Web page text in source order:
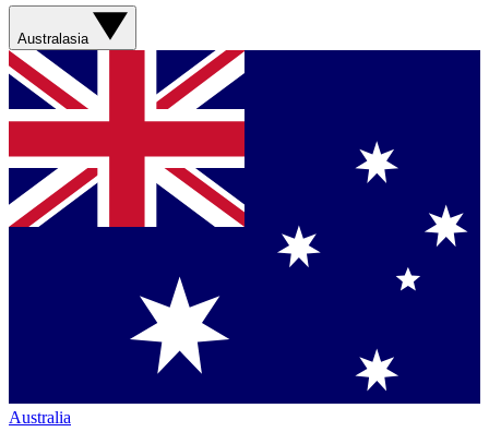
Australasia
Australia